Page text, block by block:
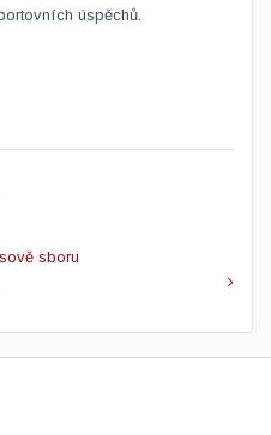
úspěchů.
sboru